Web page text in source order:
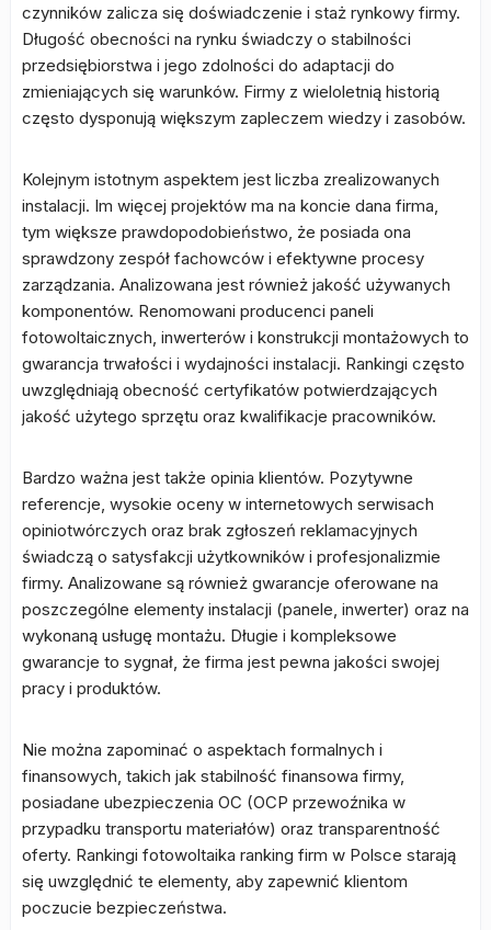
czynników zalicza się doświadczenie i staż rynkowy firmy.
Długość obecności na rynku świadczy o stabilności
przedsiębiorstwa i jego zdolności do adaptacji do
zmieniających się warunków. Firmy z wieloletnią historią
często dysponują większym zapleczem wiedzy i zasobów.
Kolejnym istotnym aspektem jest liczba zrealizowanych
instalacji. Im więcej projektów ma na koncie dana firma,
tym większe prawdopodobieństwo, że posiada ona
sprawdzony zespół fachowców i efektywne procesy
zarządzania. Analizowana jest również jakość używanych
komponentów. Renomowani producenci paneli
fotowoltaicznych, inwerterów i konstrukcji montażowych to
gwarancja trwałości i wydajności instalacji. Rankingi często
uwzględniają obecność certyfikatów potwierdzających
jakość użytego sprzętu oraz kwalifikacje pracowników.
Bardzo ważna jest także opinia klientów. Pozytywne
referencje, wysokie oceny w internetowych serwisach
opiniotwórczych oraz brak zgłoszeń reklamacyjnych
świadczą o satysfakcji użytkowników i profesjonalizmie
firmy. Analizowane są również gwarancje oferowane na
poszczególne elementy instalacji (panele, inwerter) oraz na
wykonaną usługę montażu. Długie i kompleksowe
gwarancje to sygnał, że firma jest pewna jakości swojej
pracy i produktów.
Nie można zapominać o aspektach formalnych i
finansowych, takich jak stabilność finansowa firmy,
posiadane ubezpieczenia OC (OCP przewoźnika w
przypadku transportu materiałów) oraz transparentność
oferty. Rankingi fotowoltaika ranking firm w Polsce starają
się uwzględnić te elementy, aby zapewnić klientom
poczucie bezpieczeństwa.